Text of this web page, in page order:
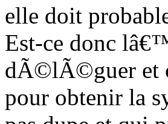
elle doit
Est-ce donc
dÃ©lÃ©guer et
pour obtenir la